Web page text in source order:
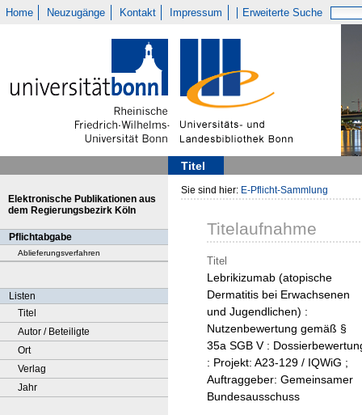
Home Neuzugänge Kontakt Impressum Erweiterte Suche
Titel
Elektronische Publikationen aus
dem Regierungsbezirk Köln
Pflichtabgabe
Ablieferungsverfahren
Listen
Titel
Autor / Beteiligte
Ort
Verlag
Jahr
Sie sind hier: E-Pflicht-Sammlung
Titelaufnahme
Titel
Lebrikizumab (atopische
Dermatitis bei Erwachsenen
und Jugendlichen) :
Nutzenbewertung gemäß §
35a SGB V :
: Projekt: A23-129 / IQWiG ;
Auftraggeber: Gemeinsamer
Bundesausschuss